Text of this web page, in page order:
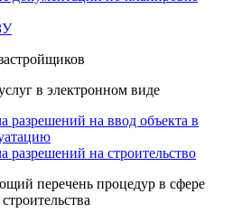
в электронном виде
разрешений на ввод объекта в
разрешений на строительство
перечень процедур в сфере